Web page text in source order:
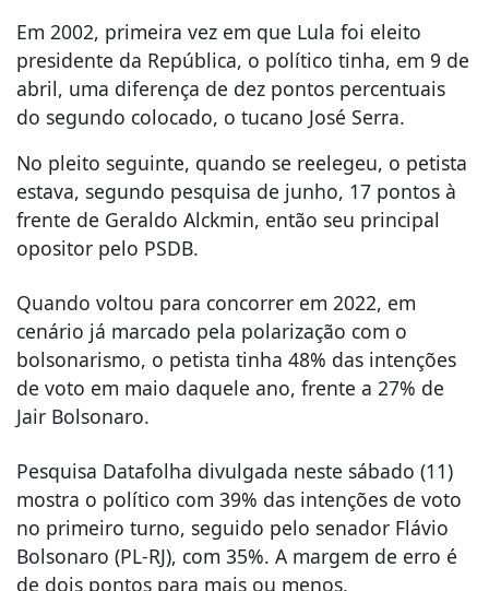
Em 2002, primeira vez em que Lula foi eleito
presidente da República, o político tinha, em 9 de
abril, uma diferença de dez pontos percentuais
do segundo colocado, o tucano José Serra.
No pleito seguinte, quando se reelegeu, o petista
estava, segundo pesquisa de junho, 17 pontos à
frente de Geraldo Alckmin, então seu principal
opositor pelo PSDB.
Quando voltou para concorrer em 2022, em
cenário já marcado pela polarização com o
bolsonarismo, o petista tinha 48% das intenções
de voto em maio daquele ano, frente a 27% de
Jair Bolsonaro.
Pesquisa Datafolha divulgada neste sábado (11)
mostra o político com 39% das intenções de voto
no primeiro turno, seguido pelo senador Flávio
Bolsonaro (PL-RJ), com 35%. A margem de erro é
de dois pontos para mais ou menos.